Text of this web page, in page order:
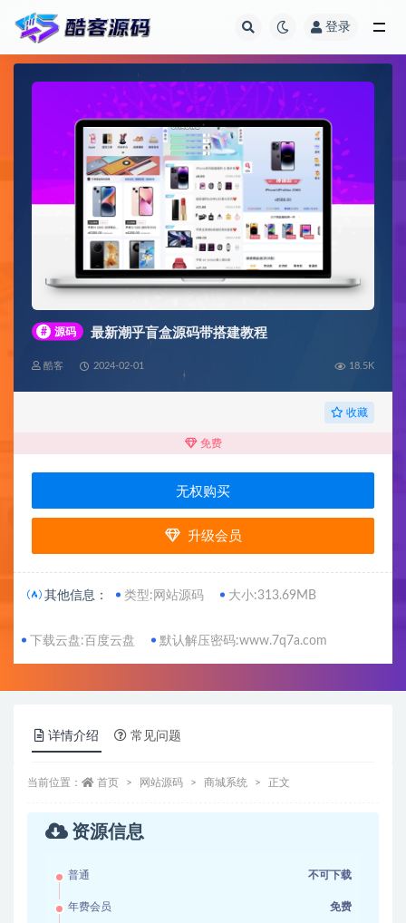
登录
# 源码 最新潮乎盲盒源码带搭建教程
酷客 2024-02-01 18.5K
收藏
免费
无权购买
升级会员
其他信息： 类型:网站源码 大小:313.69MB
下载云盘:百度云盘 默认解压密码:www.7q7a.com
详情介绍 常见问题
当前位置： 首页 网站源码 商城系统 正文
资源信息
普通 不可下载
年费会员 免费